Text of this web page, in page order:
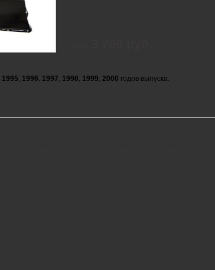
1995, 1996, 1997, 1998, 1999, 2000 годов выпуска.